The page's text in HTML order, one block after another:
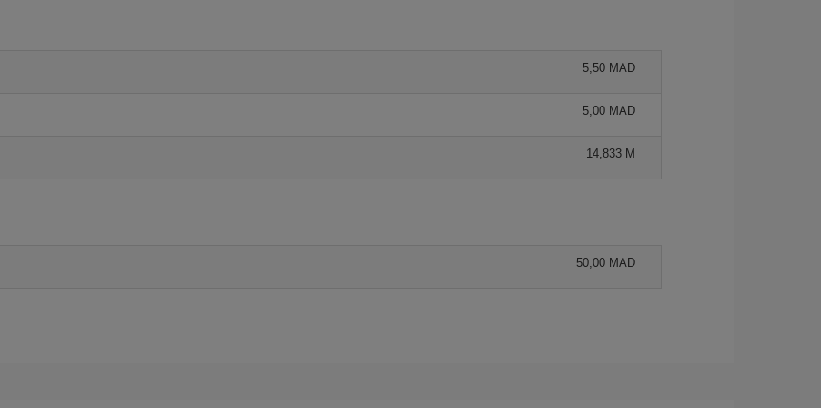
5,50 MAD
5,00 MAD
14,833 M
50,00 MAD